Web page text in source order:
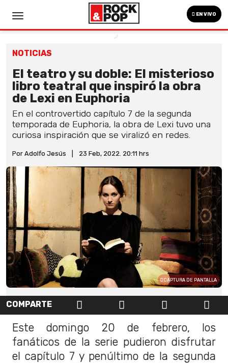
EN VIVO
NOTICIAS
El teatro y su doble: El misterioso
libro teatral que inspiró la obra
de Lexi en Euphoria
En el controvertido capítulo 7 de la segunda
temporada de Euphoria, la obra de Lexi tuvo una
curiosa inspiración que se viralizó en redes.
Por Adolfo Jesús 23 Feb, 2022. 20:11 hrs
CAPTURA DE PANTALLA
COMPARTE
Este domingo 20 de febrero, los
fanáticos de la serie pudieron disfrutar
el capítulo 7 y penúltimo de la segunda